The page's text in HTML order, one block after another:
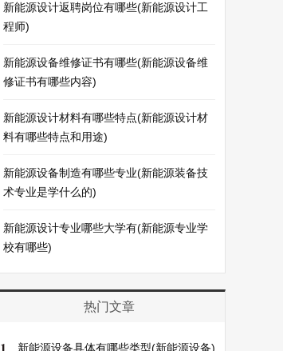
新能源设计返聘岗位有哪些(新能源设计工
程师)
新能源设备维修证书有哪些(新能源设备维
修证书有哪些内容)
新能源设计材料有哪些特点(新能源设计材
料有哪些特点和用途)
新能源设备制造有哪些专业(新能源装备技
术专业是学什么的)
新能源设计专业哪些大学有(新能源专业学
校有哪些)
热门文章
新能源设备具体有哪些类型(新能源设备)